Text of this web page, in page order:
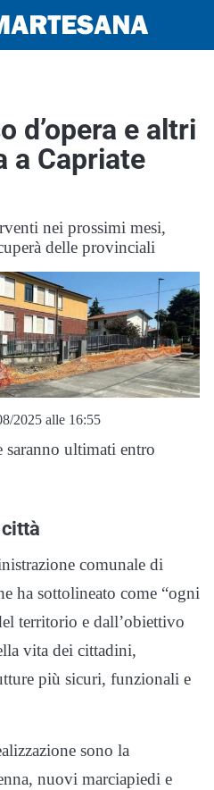
d’opera e altri
a Capriate
nei prossimi mesi,
delle provinciali
2025 alle 16:55
ultimati entro
comunale di
ha sottolineato come “ogni
territorio e dall’obiettivo
vita dei cittadini,
più sicuri, funzionali e
sono la
nuovi marciapiedi e